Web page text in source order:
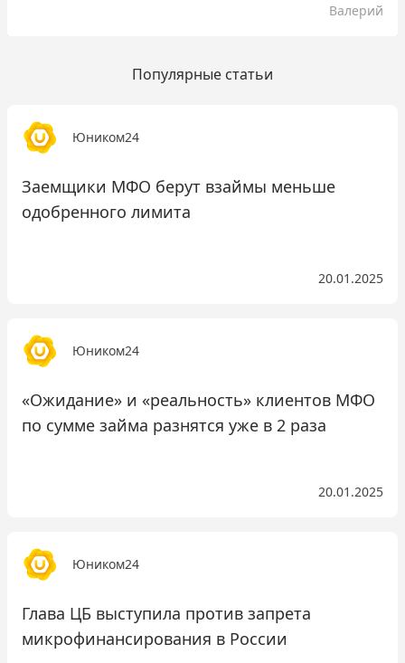
Валерий
Популярные статьи
Юником24
Заемщики МФО берут взаймы меньше
одобренного лимита
20.01.2025
Юником24
«Ожидание» и «реальность» клиентов МФО
по сумме займа разнятся уже в 2 раза
20.01.2025
Юником24
Глава ЦБ выступила против запрета
микрофинансирования в России